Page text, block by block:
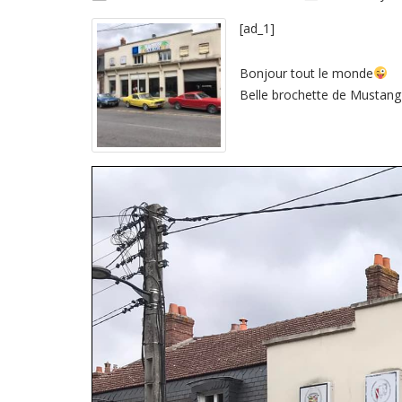
[ad_1]
Bonjour tout le monde
Belle brochette de Mustang